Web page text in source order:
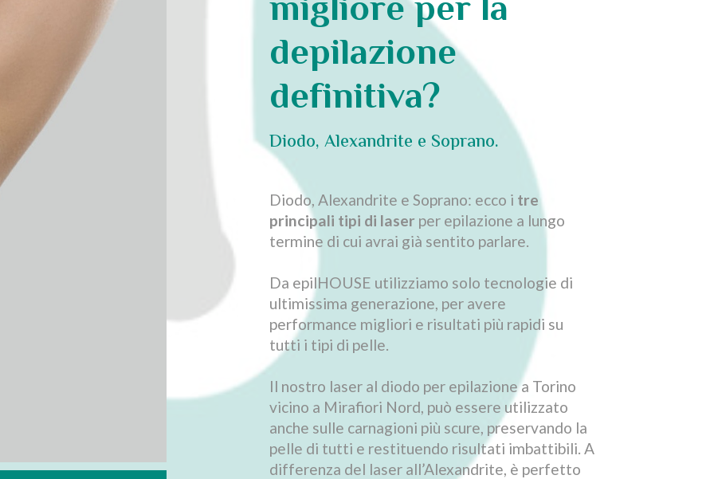
depilazione
definitiva?
Diodo, Alexandrite e Soprano.
Diodo, Alexandrite e Soprano: ecco i tre
principali tipi di laser per epilazione a lungo
termine di cui avrai già sentito parlare.
Da epilHOUSE utilizziamo solo tecnologie di
ultimissima generazione, per avere
performance migliori e risultati più rapidi su
tutti i tipi di pelle.
Il nostro laser al diodo per epilazione a Torino
vicino a Mirafiori Nord, può essere utilizzato
anche sulle carnagioni più scure, preservando la
pelle di tutti e restituendo risultati imbattibili. A
differenza del laser all’Alexandrite, è perfetto